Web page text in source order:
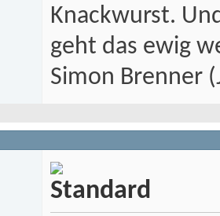
Knackwurst.
geht das ewig
Simon Brenner